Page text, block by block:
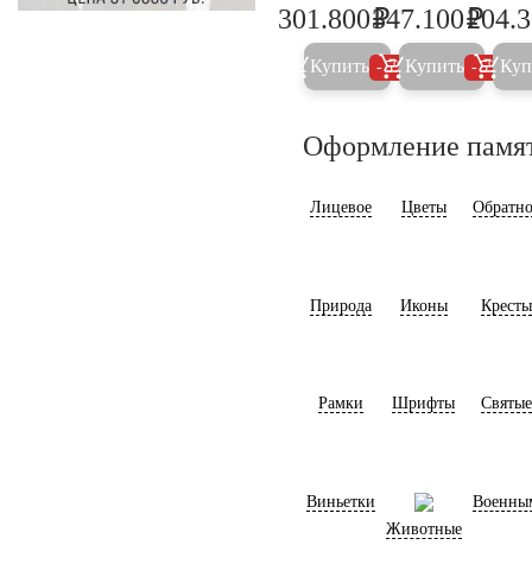
317.700
301.800₽
Купить 5%
347.100₽
Купить 5%
Оформление
Лицевое Цветы
Природа Иконы Кресты
Рамки Шрифты Святые
Виньетки
Животные